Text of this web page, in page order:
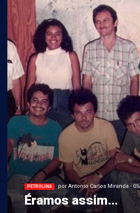
PETROLINA por Antonio Carlos Miranda -
Éramos assim…